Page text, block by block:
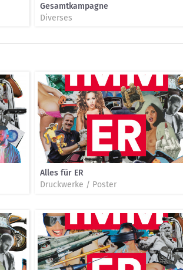
Gesamtkampagne
Diverses
Alles für ER
Druckwerke / Poster